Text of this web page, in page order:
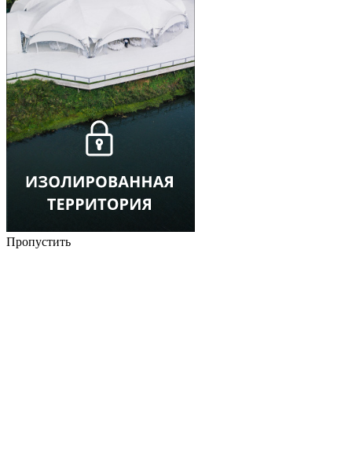
Пропустить